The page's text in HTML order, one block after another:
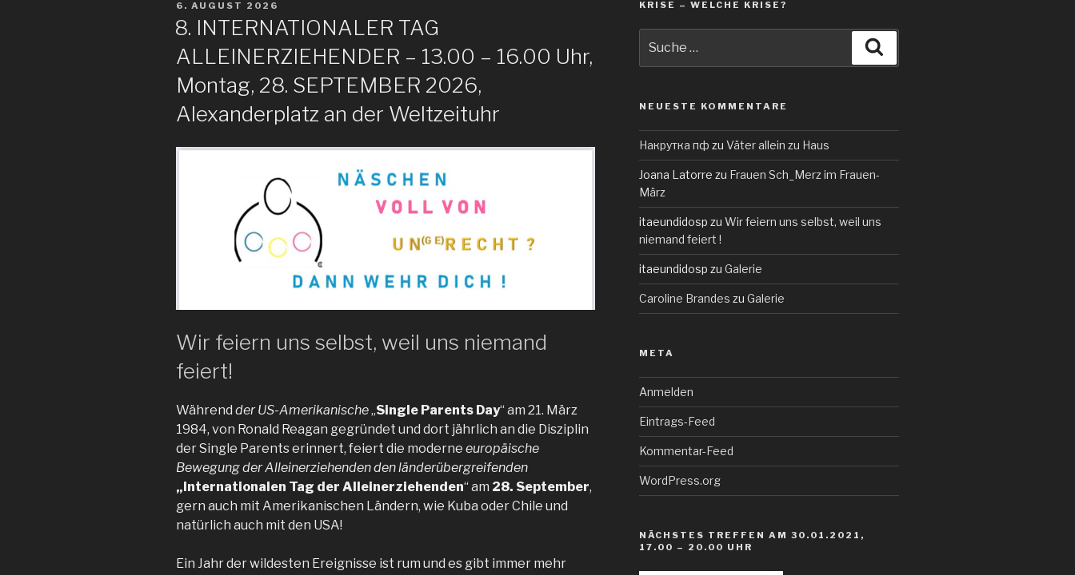
VERÖFFENTLICHT
6. AUGUST 2026
8. INTERNATIONALER TAG
ALLEINERZIEHENDER – 13.00 – 16.00 Uhr,
Montag, 28. SEPTEMBER 2026,
Alexanderplatz an der Weltzeituhr
Wir feiern uns selbst, weil uns niemand
feiert!
Während der US-Amerikanische„Single Parents Day“ am 21. März
1984, von Ronald Reagan gegründet und dort jährlich an die Disziplin
der Single Parents erinnert, feiert die moderne europäische
Bewegung der Alleinerziehenden den länderübergreifenden
„Internationalen Tag der Alleinerziehenden“ am 28. September,
gern auch mit Amerikanischen Ländern, wie Kuba oder Chile und
natürlich auch mit den USA!
Ein Jahr der wildesten Ereignisse ist rum und es gibt immer mehr
KRISE – WELCHE KRISE?
nach:
NEUESTE KOMMENTARE
Накрутка пф zu Väter allein zu Haus
Joana Latorre zu Frauen Sch_Merz im Frauen-
März
itaeundidosp zu Wir feiern uns selbst, weil uns
niemand feiert !
itaeundidosp zu Galerie
Caroline Brandes zu Galerie
META
Anmelden
Eintrags-Feed
Kommentar-Feed
WordPress.org
NÄCHSTES TREFFEN AM 30.01.2021,
17.00 – 20.00 UHR